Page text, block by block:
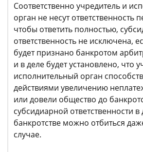
Соответственно учредитель и
орган не несут ответственность
чтобы ответить полностью,
ответственность не исключена,
будет признано банкротом
и в деле будет установлено, что
исполнительный орган
действиями увеличению
или довели общество до
субсидиарной ответственности в
банкротстве можно отбиться
случае.